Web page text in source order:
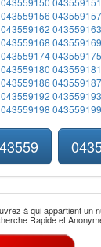
043559156 043559157
043559162 043559163
043559168 043559169
043559174043559175
043559180 043559181
043559186 043559187
043559192 043559193
043559198 043559199
à qui appartient un
Rapide et